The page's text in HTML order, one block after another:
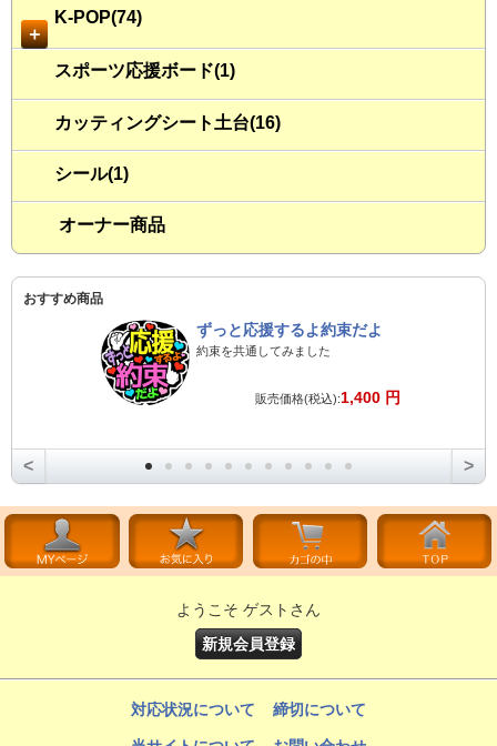
＋
K-POP(74)
スポーツ応援ボード(1)
カッティングシート土台(16)
シール(1)
オーナー商品
おすすめ商品
ずっと応援するよ約束だよ
約束を共通してみました
販売価格(税込):1,400 円
< >
ようこそ ゲストさん
新規会員登録
対応状況について 締切について